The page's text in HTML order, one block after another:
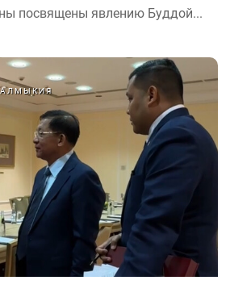
посвящены явлению Буддой...